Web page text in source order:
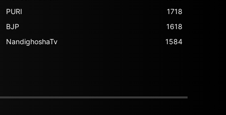
PURI
1718
BJP
1618
NandighoshaTv
1584